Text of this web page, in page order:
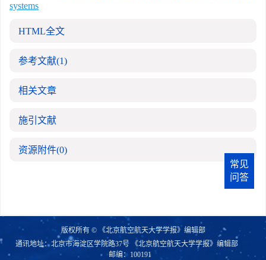
systems
HTML全文
参考文献(1)
相关文章
施引文献
资源附件(0)
常见
问答
版权所有 © 《北京航空航天大学学报》编辑部
通讯地址：北京市海淀区学院路37号 《北京航空航天大学学报》编辑部
邮编：100191